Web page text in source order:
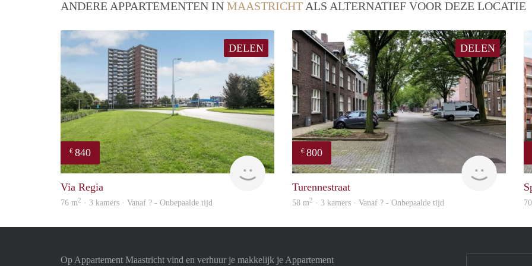
ANDERE APPARTEMENTEN IN MAASTRICHT ALS ALTERNATIEF VOOR DEZE LOCATIE
DELEN
€ 840
rent
Via Regia
76 m2 · 3 kamers · Vanaf ? - Onbepaalde tijd
DELEN
€ 800
finder
Turennestraat
58 m2 · 3 kamers · Vanaf ? - Onbepaalde tijd
Op Appartement Maastricht vind en verhuur je makkelijk je Appartement